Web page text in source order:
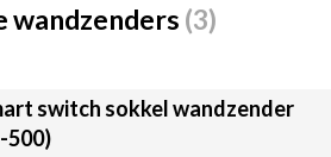
wandzenders (3)
switch sokkel wandzender
500)